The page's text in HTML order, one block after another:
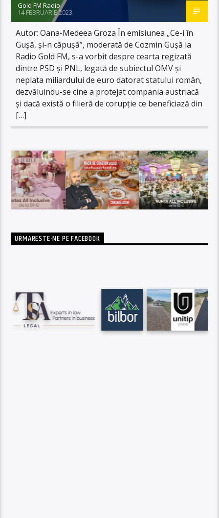
Gold FM Radio
14 FEBRUARIE 2023
Autor: Oana-Medeea Groza În emisiunea „Ce-i în
Gușă, și-n căpușă”, moderată de Cozmin Gușă la
Radio Gold FM, s-a vorbit despre cearta regizată
dintre PSD și PNL, legată de subiectul OMV și
neplata miliardului de euro datorat statului român,
dezvăluindu-se cine a protejat compania austriacă
și dacă există o filieră de corupție ce beneficiază din
[…]
URMARESTE-NE PE FACEBOOK